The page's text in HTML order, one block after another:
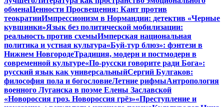
обменаЦенности Просвещения: Кант против
теократииИмпрессионизм в Нормандии: детектив «Черные
кувшинки»Язык без политической мобилизации:
реальность против схемыИмперская национальная
политика и устная культура«Буй-тур блюз»: фэнтези в
Нижнем НовгородеТрадиция, модерн и постмодерн в
современной культуре«По-русски говорите ради Бога»:
русский язык как универсальныйСергий Булгаков:
философия пола и богословиеЛетние рифмыАнтропология
военного Луганска в поэме Елены Заславской
«Новороссия гроз. Новороссия грёз»«Преступление и